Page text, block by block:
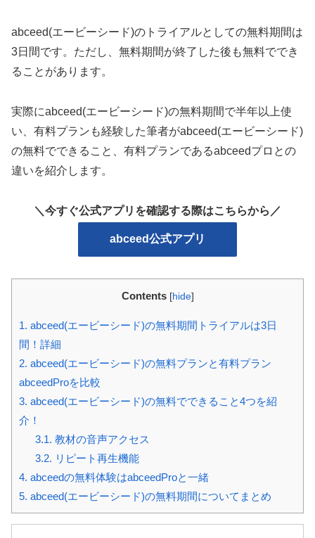
abceed(エービーシード)のトライアルとしての無料期間は
3日間です。ただし、無料期間が終了した後も無料ででき
ることがあります。
実際にabceed(エービーシード)の無料期間で半年以上使
い、有料プランも経験した筆者がabceed(エービーシード)
の無料でできること、有料プランであるabceedプロとの
違いを紹介します。
＼今すぐ公式アプリを確認する際はこちらから／
abceed公式アプリ
Contents [hide]
1. abceed(エービーシード)の無料期間トライアルは3日
間！詳細
2. abceed(エービーシード)の無料プランと有料プラン
abceedProを比較
3. abceed(エービーシード)の無料でできること4つを紹
介！
3.1. 教材の音声アクセス
3.2. リピート再生機能
4. abceedの無料体験はabceedProと一緒
5. abceed(エービーシード)の無料期間についてまとめ